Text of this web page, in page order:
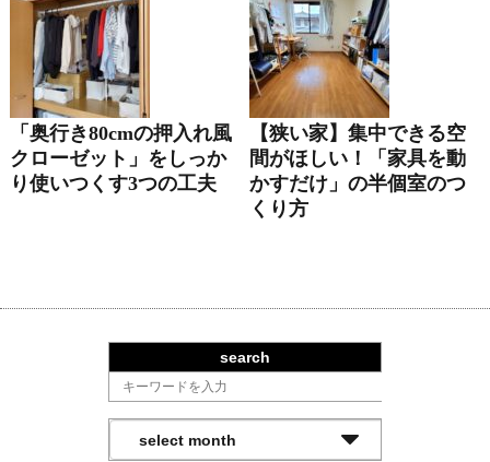
「奥行き80cmの押入れ風
クローゼット」をしっか
り使いつくす3つの工夫
【狭い家】集中できる空
間がほしい！「家具を動
かすだけ」の半個室のつ
くり方
search